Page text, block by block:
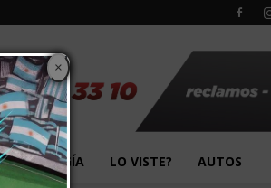
TECNOLOGÍA LO VISTE? AUTOS
×